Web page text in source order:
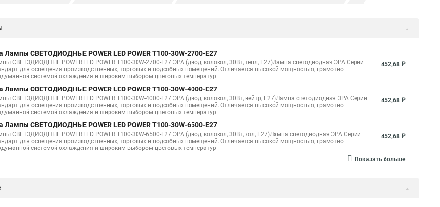
цоколи
r50 На одном потолке люстра и точечные светильники фото Натяжные потолки в ванной точечные светильники
цен Светильники точечные на потолке дизайн Светильники точечные для натяжных фото
на потолке без натяжного потолка Купить на потолок светильники точечные светильники Купить точечные светильники Москва
фото интерьера Кабель для точечных светильников Встраиваемый светильник в потолок точечный
кухни Цвет встроенного точечного светильника Точечные светильники ванной
светильники для ванн
Лампы СВЕТОДИОДНЫЕ POWER LED POWER T100-30W-2700-E27
СВЕТОДИОДНЫЕ POWER LED POWER T100-30W-2700-E27 ЭРА (диод, колокол, 30Вт, тепл, E27)Лампа светодиодная ЭРА Серии
для освещения производственных, торговых и подсобных помещений. Отличается высокой мощностью, грамотно
системой охлаждения и широким выбором цветовых температур
452,68 ₽
Лампы СВЕТОДИОДНЫЕ POWER LED POWER T100-30W-4000-E27
СВЕТОДИОДНЫЕ POWER LED POWER T100-30W-4000-E27 ЭРА (диод, колокол, 30Вт, нейтр, E27)Лампа светодиодная ЭРА Серии
для освещения производственных, торговых и подсобных помещений. Отличается высокой мощностью, грамотно
системой охлаждения и широким выбором цветовых температур
452,68 ₽
Лампы СВЕТОДИОДНЫЕ POWER LED POWER T100-30W-6500-E27
СВЕТОДИОДНЫЕ POWER LED POWER T100-30W-6500-E27 ЭРА (диод, колокол, 30Вт, хол, E27)Лампа светодиодная ЭРА Серии
для освещения производственных, торговых и подсобных помещений. Отличается высокой мощностью, грамотно
системой охлаждения и широким выбором цветовых температур
452,68 ₽
Показать больше